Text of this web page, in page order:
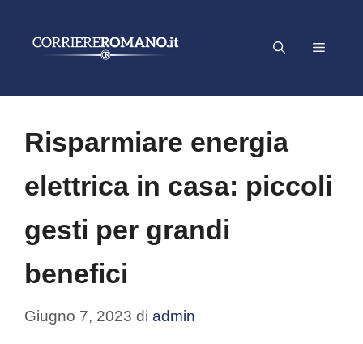
Menu
Risparmiare energia
elettrica in casa: piccoli
gesti per grandi
benefici
Giugno 7, 2023 di admin